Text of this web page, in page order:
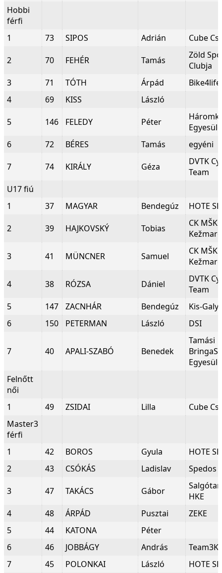
Hobbi
férfi
1
73 SIPOS Adrián Cube
2 70 FEHÉR Tamás
Zöld
Clubja
3
71 TÓTH Árpád
Bike4life
4
69 KISS László
5 146 FELEDY Péter
6
72 BÉRES Tamás egyéni
7 74 KIRÁLY Géza
DVTK
Team
U17 fiú
1
37 MAGYAR Bendegúz HOTE SE
2 39 HAJKOVSKÝ Tobias
CK MŠK
3 41 MÜNCNER Samuel
CK MŠK
4 38 RÓZSA Dániel
DVTK
Team
5
147 ZACNHÁR Bendegúz
Kis-
6
150 PETERMAN László DSI
7 40 APALI-SZABÓ Benedek
Tamási
Felnőtt
női
1
49 ZSIDAI Lilla
Cube
Master3
férfi
1
42 BOROS Gyula
HOTE SE
2
43 CSÓKÁS Ladislav Spedos
3 47 TAKÁCS Gábor
HKE
4
48 ÁRPÁD Pusztai
ZEKE
5
44 KATONA
Péter
6
46 JOBBÁGY András
Team3K
7
45 POLONKAI László
HOTE SE